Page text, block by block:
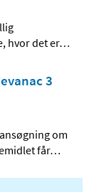
hvor det er…
3
om
får…